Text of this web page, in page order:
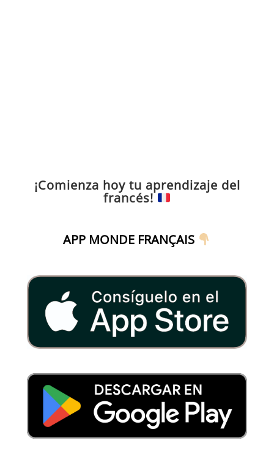
¡Comienza hoy tu aprendizaje del
francés!
APP MONDE FRANÇAIS